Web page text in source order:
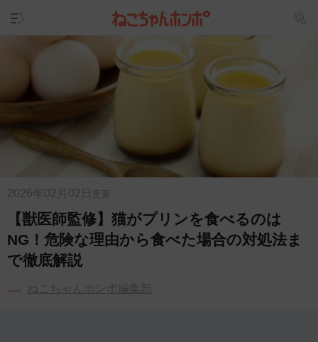
2026年02月02日 更新
【獣医師監修】猫がプリンを食べるのは
NG！危険な理由から食べた場合の対処法ま
で徹底解説
ねこちゃんホンポ編集部